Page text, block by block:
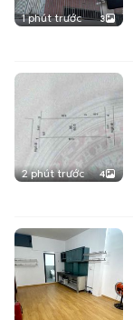
1 phút trước 3
2 phút trước 4